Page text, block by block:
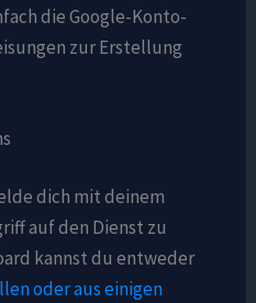
die Google-Konto-
zur Erstellung
dich mit deinem
auf den Dienst zu
kannst du entweder
oder aus einigen